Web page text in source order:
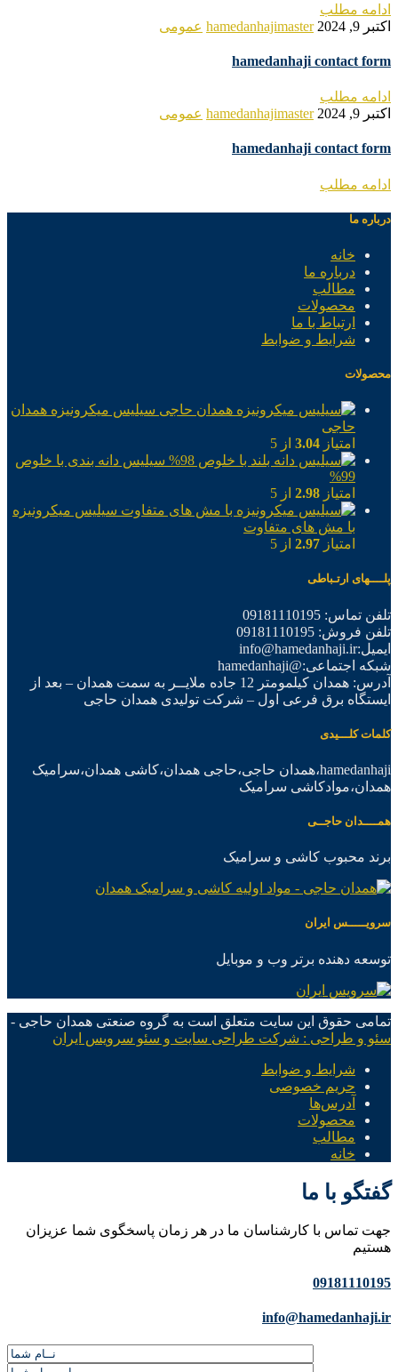
ادامه مطلب
اکتبر 9, 2024
hamedanhajimaster عمومی
hamedanhaji contact form
ادامه مطلب
اکتبر 9, 2024
hamedanhajimaster عمومی
hamedanhaji contact form
ادامه مطلب
درباره ما
خانه
درباره ما
مطالب
محصولات
ارتباط با ما
شرایط و ضوابط
محصولات
سیلیس میکرونیزه همدان
حاجی
امتیاز 3.04 از 5
سیلیس دانه بندی با خلوص
99%
امتیاز 2.98 از 5
سیلیس میکرونیزه
با مش های متفاوت
امتیاز 2.97 از 5
پلــــهای ارتـباطی
تلفن تماس: 09181110195
تلفن فروش: 09181110195
ایمیل:info@hamedanhaji.ir
شبکه اجتماعی:@hamedanhaji
آدرس: همدان کیلمومتر 12 جاده ملایــر به سمت همدان – بعد از
ایستگاه برق فرعی اول – شرکت تولیدی همدان حاجی
کلمات کلـــیدی
hamedanhaji،همدان حاجی،حاجی همدان،کاشی همدان،سرامیک
همدان،موادکاشی سرامیک
همــــدان حاجــی
برند محبوب کاشی و سرامیک
سرویـــــس ایران
توسعه دهنده برتر وب و موبایل
تمامی حقوق این سایت متعلق است به گروه صنعتی همدان حاجی -
سئو و طراحی : شرکت طراحی سایت و سئو سرویس ایران
شرایط و ضوابط
حریم خصوصی
آدرس‌ها
محصولات
مطالب
خانه
گفتگو با ما
جهت تماس با کارشناسان ما در هر زمان پاسخگوی شما عزیزان
هستیم
09181110195
info@hamedanhaji.ir